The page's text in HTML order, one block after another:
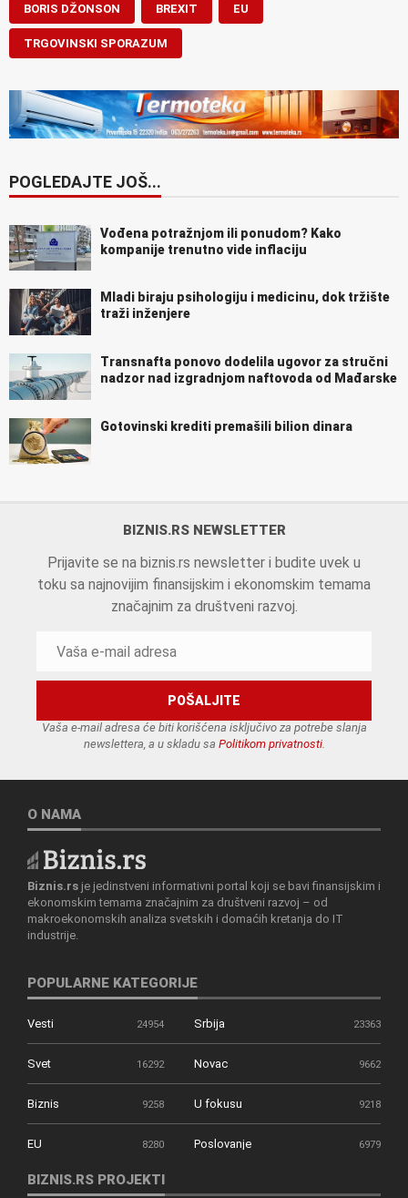
BORIS DŽONSON BREXIT EU
TRGOVINSKI SPORAZUM
POGLEDAJTE JOŠ...
Vođena potražnjom ili ponudom? Kako
kompanije trenutno vide inflaciju
Mladi biraju psihologiju i medicinu, dok tržište
traži inženjere
Transnafta ponovo dodelila ugovor za stručni
nadzor nad izgradnjom naftovoda od Mađarske
Gotovinski krediti premašili bilion dinara
BIZNIS.RS NEWSLETTER
Prijavite se na biznis.rs newsletter i budite uvek u
toku sa najnovijim finansijskim i ekonomskim temama
značajnim za društveni razvoj.
Vaša e-mail adresa će biti korišćena isključivo za potrebe slanja
newslettera, a u skladu sa Politikom privatnosti.
O NAMA
Biznis.rs je jedinstveni informativni portal koji se bavi finansijskim i
ekonomskim temama značajnim za društveni razvoj – od
makroekonomskih analiza svetskih i domaćih kretanja do IT
industrije.
POPULARNE KATEGORIJE
Vesti 24954 Srbija 23363
Svet 16292 Novac 9662
Biznis 9258 U fokusu 9218
EU 8280 Poslovanje 6979
BIZNIS.RS PROJEKTI